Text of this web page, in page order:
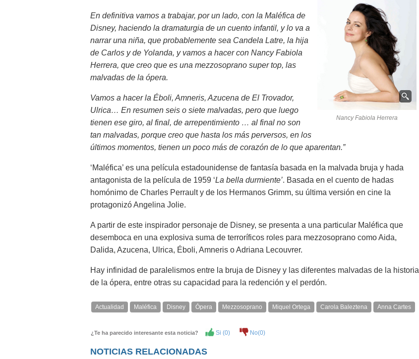
Nancy Fabiola Herrera
En definitiva vamos a trabajar, por un lado, con la Maléfica de
Disney, haciendo la dramaturgia de un cuento infantil, y lo va a
narrar una niña, que probablemente sea Candela Latre, la hija
de Carlos y de Yolanda, y vamos a hacer con Nancy Fabiola
Herrera, que creo que es una mezzosoprano super top, las
malvadas de la ópera.
Vamos a hacer la Éboli, Amneris, Azucena de El Trovador,
Ulrica… En resumen seis o siete malvadas, pero que luego
tienen ese giro, al final, de arrepentimiento … al final no son
tan malvadas, porque creo que hasta los más perversos, en los
últimos momentos, tienen un poco más de corazón de lo que aparentan.”
‘Maléfica’ es una película estadounidense de fantasía basada en la malvada bruja y hada
antagonista de la película de 1959 ‘La bella durmiente’. Basada en el cuento de hadas
homónimo de Charles Perrault y de los Hermanos Grimm, su última versión en cine la
protagonizó Angelina Jolie.
A partir de este inspirador personaje de Disney, se presenta a una particular Maléfica que
desemboca en una explosiva suma de terroríficos roles para mezzosoprano como Aida,
Dalida, Azucena, Ulrica, Éboli, Amneris o Adriana Lecouvrer.
Hay infinidad de paralelismos entre la bruja de Disney y las diferentes malvadas de la historia
de la ópera, entre otras su capacidad para la redención y el perdón.
Actualidad Maléfica Disney Ópera Mezzosoprano Miquel Ortega Carola Baleztena Anna Cartes
¿Te ha parecido interesante esta noticia? Si (0) No(0)
NOTICIAS RELACIONADAS